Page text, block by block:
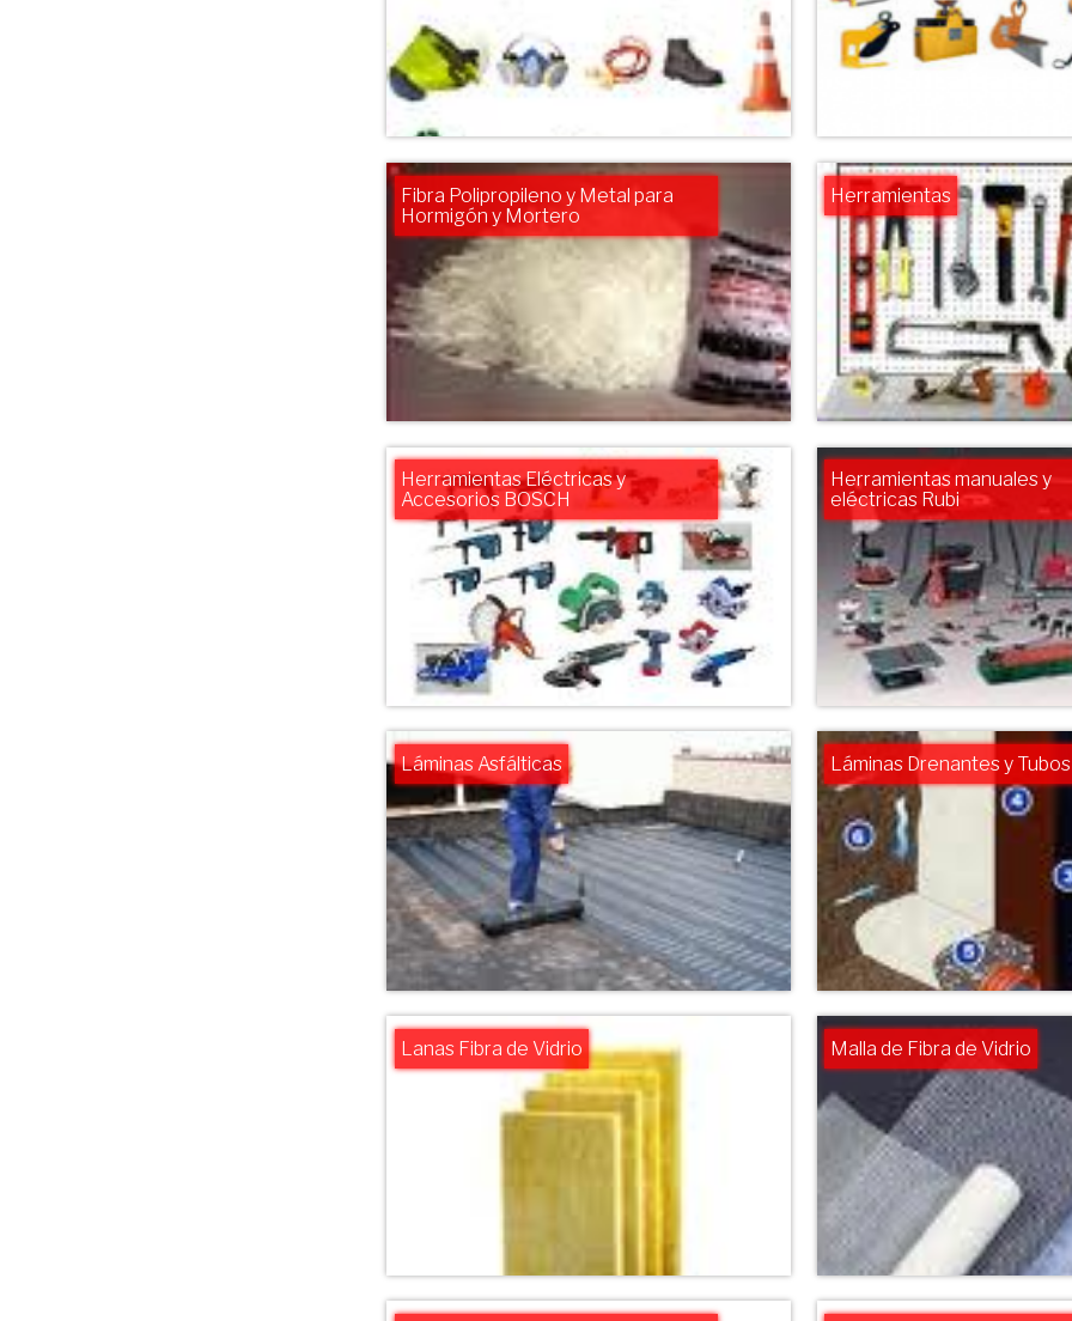
Fibra Polipropileno y Metal para
Hormigón y Mortero
Herramientas
Herramientas Eléctricas y
Accesorios BOSCH
Herramientas manuales y
eléctricas Rubi
Láminas Asfálticas Láminas Drenantes y
Lanas Fibra de Vidrio Malla de Fibra de Vidrio